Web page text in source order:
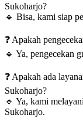
Sukoharjo?
🔹 Bisa, kami siap
❓ Apakah
🔹 Ya, pengecekan
❓ Apakah ada
Sukoharjo?
🔹 Ya, kami
Sukoharjo.